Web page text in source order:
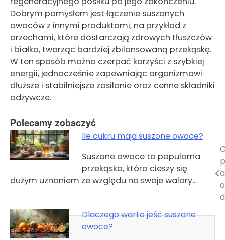
Dobrym pomysłem jest łączenie suszonych
owoców z innymi produktami, na przykład z
orzechami, które dostarczają zdrowych tłuszczów
i białka, tworząc bardziej zbilansowaną przekąskę.
W ten sposób można czerpać korzyści z szybkiej
energii, jednocześnie zapewniając organizmowi
dłuższe i stabilniejsze zasilanie oraz cenne składniki
odżywcze.
Polecamy zobaczyć
Ile cukru maja suszone owoce?
Suszone owoce to popularna
przekąska, która cieszy się
dużym uznaniem ze względu na swoje walory…
Dlaczego warto jeść suszone
owoce?
Nawigacja